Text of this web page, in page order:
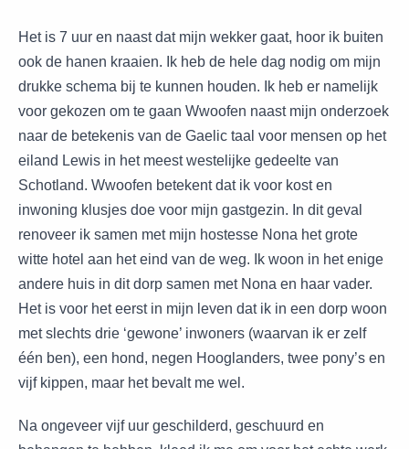
Het is 7 uur en naast dat mijn wekker gaat, hoor ik buiten
ook de hanen kraaien. Ik heb de hele dag nodig om mijn
drukke schema bij te kunnen houden. Ik heb er namelijk
voor gekozen om te gaan Wwoofen naast mijn onderzoek
naar de betekenis van de Gaelic taal voor mensen op het
eiland Lewis in het meest westelijke gedeelte van
Schotland. Wwoofen betekent dat ik voor kost en
inwoning klusjes doe voor mijn gastgezin. In dit geval
renoveer ik samen met mijn hostesse Nona het grote
witte hotel aan het eind van de weg. Ik woon in het enige
andere huis in dit dorp samen met Nona en haar vader.
Het is voor het eerst in mijn leven dat ik in een dorp woon
met slechts drie ‘gewone’ inwoners (waarvan ik er zelf
één ben), een hond, negen Hooglanders, twee pony’s en
vijf kippen, maar het bevalt me wel.
Na ongeveer vijf uur geschilderd, geschuurd en